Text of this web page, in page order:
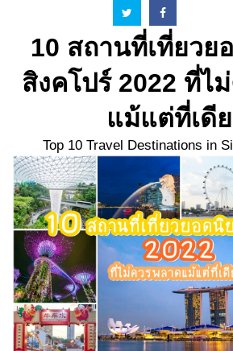
10 สถานที่เที่ยวย
สิงคโปร์ 2022 ที่ไ
แม้แต่ที่เดี
Top 10 Travel Destinations in